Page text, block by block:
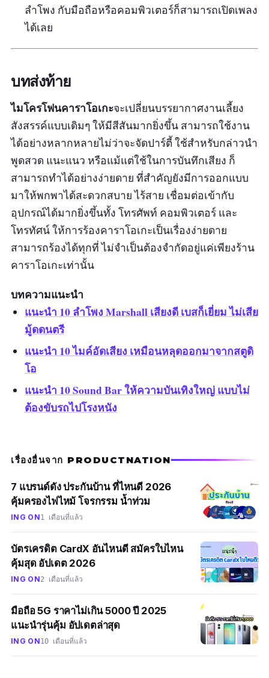
ลำโพง กับมือถือหรือคอมพิวเตอร์ก็สามารถเปิดเพลง
ได้เลย
บทส่งท้าย
ไมโครโฟนคาราโอเกะจะเปลี่ยนบรรยากาศงานเลี้ยง
สังสรรค์แบบเดิมๆ ให้มีสีสันมากยิ่งขึ้น สามารถใช้งาน
ได้อย่างหลากหลายไม่ว่าจะจัดปาร์ตี้ ใช้สำหรับกล่าวนำ
พูดสวด แนะแนว หรือแม้แต่ใช้ในการบันทึกเสียง ก็
สามารถทำได้อย่างง่ายดาย ที่สำคัญยังมีการออกแบบ
มาให้พกพาได้สะดวกสบาย ไร้สาย เชื่อมต่อเข้ากับ
อุปกรณ์ได้มากยิ่งขึ้นทั้ง โทรศัพท์ คอมพิวเตอร์ และ
โทรทัศน์ ให้การร้องคาราโอเกะเป็นเรื่องง่ายดาย
สามารถร้องได้ทุกที่ ไม่จำเป็นต้องจำกัดอยู่แค่เพียงร้าน
คาราโอเกะเท่านั้น
บทความแนะนำ
แนะนำ 10 ลำโพง Marshall เสียงดี เบสก็เยี่ยม ไม่เสีย
มู้ดดนตรี
แนะนำ 10 ไมค์อัดเสียง เหมือนหลุดออกมาจากสตูดิ
โอ
แนะนำ 10 Sound Bar ให้ความบันเทิงใหญ่ แบบไม่
ต้องขับรถไปโรงหนัง
เรื่องอื่นจาก PRODUCTNATION
7 แบรนด์ดัง ประกันบ้าน ที่ไหนดี 2026
คุ้มครองไฟไหม้ โจรกรรม น้ำท่วม
ING ON1 เดือนที่แล้ว
บัตรเครดิต CardX อันไหนดี สมัครใบไหน
คุ้มสุด อัปเดต 2026
ING ON2 เดือนที่แล้ว
มือถือ 5G ราคาไม่เกิน 5000 ปี 2025
แนะนำรุ่นคุ้ม อัปเดตล่าสุด
ING ON10 เดือนที่แล้ว